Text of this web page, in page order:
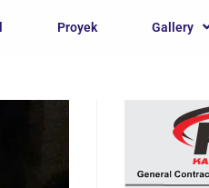
Proyek Gallery